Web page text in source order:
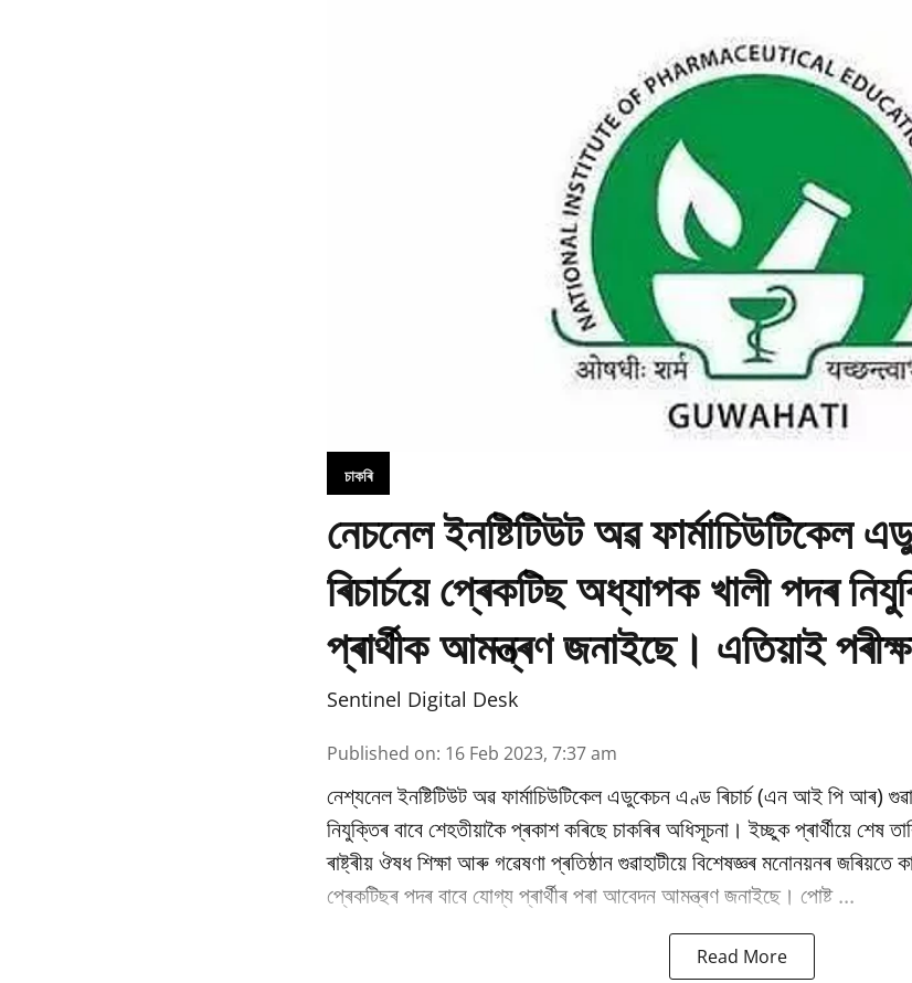
চাকৰি
নেচনেল ইনষ্টিটিউট অৱ ফাৰ্মাচিউটিকেল
ৰিচাৰ্চয়ে প্ৰেকটিছ অধ্যাপক খালী পদৰ
প্ৰাৰ্থীক আমন্ত্ৰণ জনাইছে। এতিয়াই
Sentinel Digital Desk
Published on: 16 Feb 2023, 7:37 am
নেশ্যনেল ইনষ্টিটিউট অৱ ফাৰ্মাচিউটিকেল এডুকেচন এণ্ড ৰিচাৰ্চ (এন আই পি আৰ)
নিযুক্তিৰ বাবে শেহতীয়াকৈ প্ৰকাশ কৰিছে চাকৰিৰ অধিসূচনা। ইচ্ছুক প্ৰাৰ্থীয়ে শেষ
ৰাষ্ট্ৰীয় ঔষধ শিক্ষা আৰু গৱেষণা প্ৰতিষ্ঠান গুৱাহাটীয়ে বিশেষজ্ঞৰ মনোনয়নৰ জৰিয়তে
প্ৰেকটিছৰ পদৰ বাবে যোগ্য প্ৰাৰ্থীৰ পৰা আবেদন আমন্ত্ৰণ জনাইছে। পোষ্ট ...
Read More